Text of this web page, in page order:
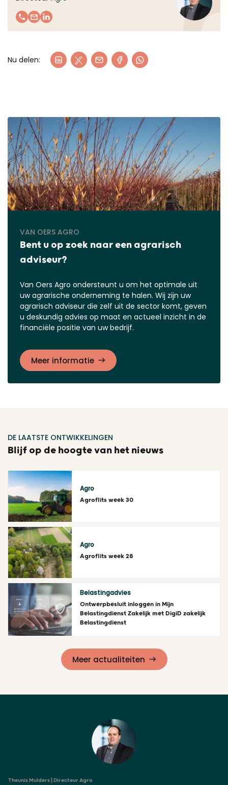
Nu delen:
VAN OERS AGRO
Bent u op zoek naar een agrarisch
adviseur?
Van Oers Agro ondersteunt u om het optimale uit
uw agrarische onderneming te halen. Wij zijn uw
agrarisch adviseur die zelf uit de sector komt, geven
u deskundig advies op maat en actueel inzicht in de
financiële positie van uw bedrijf.
Meer informatie
DE LAATSTE ONTWIKKELINGEN
Blijf op de hoogte van het nieuws
Lees meer
Agro
Agroflits week 30
Lees meer
Agro
Agroflits week 28
Belastingadvies
Ontwerpbesluit inloggen in Mijn
Belastingdienst Zakelijk met DigiD zakelijk
Belastingdienst
Meer actualiteiten
Theunis Mulders | Directeur Agro